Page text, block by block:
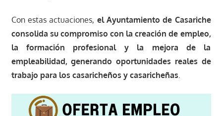
Con estas actuaciones, el Ayuntamiento de Casariche
consolida su compromiso con la creación de empleo,
la formación profesional y la mejora de la
empleabilidad, generando oportunidades reales de
trabajo para los casaricheños y casaricheñas.